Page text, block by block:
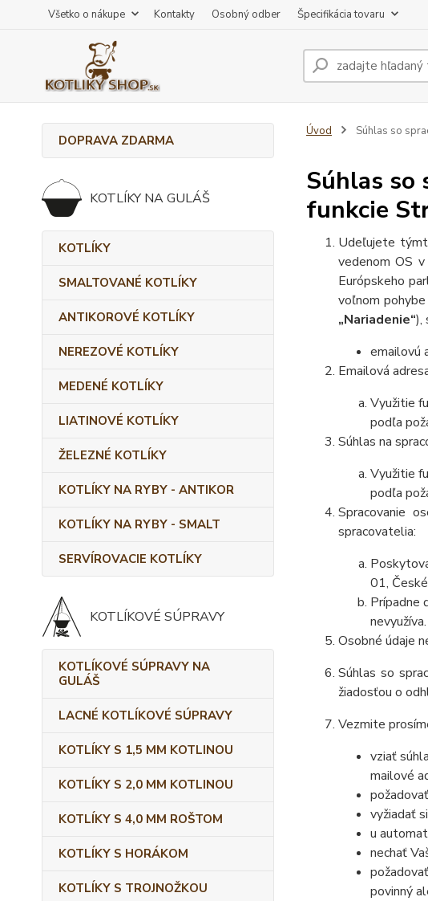
Všetko o nákupe Kontakty Osobný odber Špecifikácia tovaru
DOPRAVA ZDARMA
KOTLÍKY NA GULÁŠ
KOTLÍKY
SMALTOVANÉ KOTLÍKY
ANTIKOROVÉ KOTLÍKY
NEREZOVÉ KOTLÍKY
MEDENÉ KOTLÍKY
LIATINOVÉ KOTLÍKY
ŽELEZNÉ KOTLÍKY
KOTLÍKY NA RYBY - ANTIKOR
KOTLÍKY NA RYBY - SMALT
SERVÍROVACIE KOTLÍKY
KOTLÍKOVÉ SÚPRAVY
KOTLÍKOVÉ SÚPRAVY NA
GULÁŠ
LACNÉ KOTLÍKOVÉ SÚPRAVY
KOTLÍKY S 1,5 MM KOTLINOU
KOTLÍKY S 2,0 MM KOTLINOU
KOTLÍKY S 4,0 MM ROŠTOM
KOTLÍKY S HORÁKOM
KOTLÍKY S TROJNOŽKOU
Úvod Súhlas so
Súhlas so
funkcie
Udeľujete
vedenom OS
Európskeho
voľnom
„Nariadenie“),
emailovú
Emailová
Využitie
podľa
Súhlas na
Využitie
podľa
Spracovanie
spracovatelia:
01,
Prípadne
nevyužíva.
Osobné údaje
Súhlas so
žiadosťou o
Vezmite
vziať
mailové
vyžiadať
u
nechať
povinný